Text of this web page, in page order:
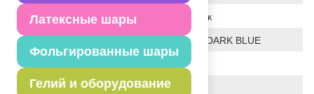
Латексные шары
Фольгированные шары
Гелий и оборудование
Событие Праздник
СИНИЙ/DARK BLUE
Форма КРУГ